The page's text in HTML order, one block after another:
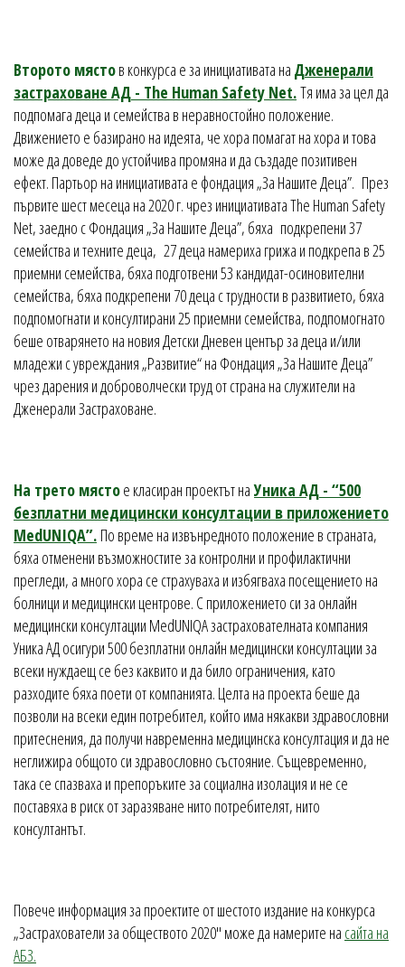
Второто мястов конкурса е за инициативата на Дженерали
застраховане АД - The Human Safety Net.Тя има за цел да
подпомага деца и семейства в неравностойно положение.
Движението е базирано на идеята, че хора помагат на хора и това
може да доведе до устойчива промяна и да създаде позитивен
ефект. Партьор на инициативата е фондация „За Нашите Деца”. През
първите шест месеца на 2020 г. чрез инициативата The Human Safety
Net, заедно с Фондация „За Нашите Деца”, бяха подкрепени 37
семейства и техните деца, 27 деца намериха грижа и подкрепа в 25
приемни семейства, бяха подготвени 53 кандидат-осиновителни
семейства, бяха подкрепени 70 деца с трудности в развитието, бяха
подпомогнати и консултирани 25 приемни семейства, подпомогнато
беше отварянето на новия Детски Дневен център за деца и/или
младежи с увреждания „Развитие“ на Фондация „За Нашите Деца”
чрез дарения и доброволчески труд от страна на служители на
Дженерали Застраховане.
На трето мястое класиран проектът на Уника АД - “500
безплатни медицински консултации в приложението
MedUNIQA”. По време на извънредното положение в страната,
бяха отменени възможностите за контролни и профилактични
прегледи, а много хора се страхуваха и избягваха посещението на
болници и медицински центрове. С приложението си за онлайн
медицински консултации MedUNIQA застрахователната компания
Уника АД осигури 500 безплатни онлайн медицински консултации за
всеки нуждаещ се без каквито и да било ограничения, като
разходите бяха поети от компанията. Целта на проекта беше да
позволи на всеки един потребител, който има някакви здравословни
притеснения, да получи навременна медицинска консултация и да не
неглижира общото си здравословно състояние. Същевременно,
така се спазваха и препоръките за социална изолация и не се
поставяха в риск от заразяване нито потребителят, нито
консултантът.
Повече информация за проектите от шестото издание на конкурса
„Застрахователи за обществото 2020" може да намерите на сайта на
АБЗ.